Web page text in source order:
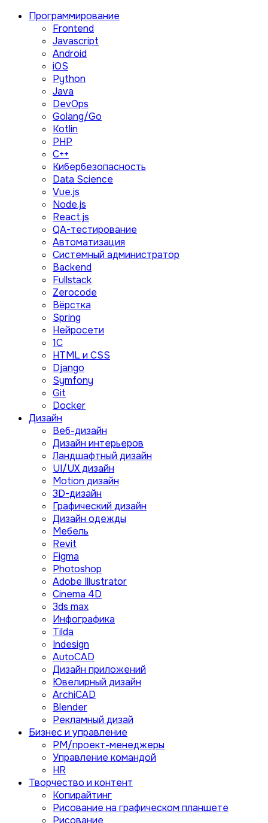
Программирование
Frontend
Javascript
Android
iOS
Python
Java
DevOps
Golang/Go
Kotlin
PHP
C++
Кибербезопасность
Data Science
Vue.js
Node.js
React.js
QA-тестирование
Автоматизация
Системный администратор
Backend
Fullstack
Zerocode
Вёрстка
Spring
Нейросети
1C
HTML и CSS
Django
Symfony
Git
Docker
Дизайн
Веб-дизайн
Дизайн интерьеров
Ландшафтный дизайн
UI/UX дизайн
Motion дизайн
3D-дизайн
Графический дизайн
Дизайн одежды
Мебель
Revit
Figma
Photoshop
Adobe Illustrator
Сinema 4D
3ds max
Инфографика
Tilda
Indesign
AutoCAD
Дизайн приложений
Ювелирный дизайн
ArchiCAD
Blender
Рекламный дизай
Бизнес и управление
PM/проект-менеджеры
Управление командой
HR
Творчество и контент
Копирайтинг
Рисование на графическом планшете
Рисование